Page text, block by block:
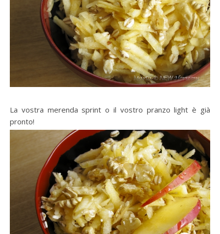
La vostra merenda sprint o il vostro pranzo light è già
pronto!